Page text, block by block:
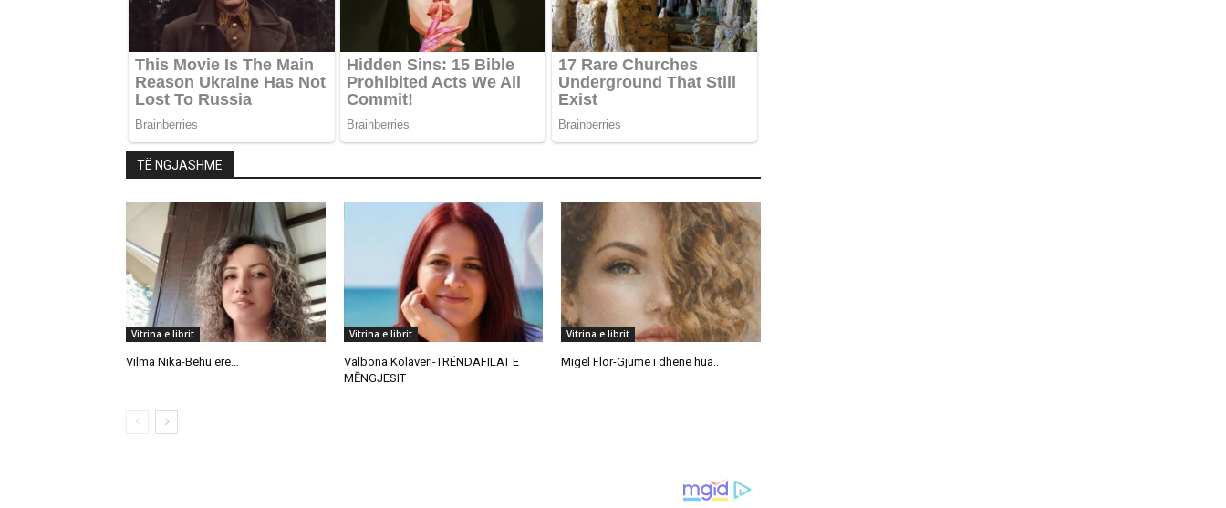
TË NGJASHME
Vitrina e librit
Vilma Nika-Bëhu erë…
Vitrina e librit
Valbona Kolaveri-TRËNDAFILAT E
MĒNGJESIT
Vitrina e librit
Migel Flor-Gjumë i dhënë hua..